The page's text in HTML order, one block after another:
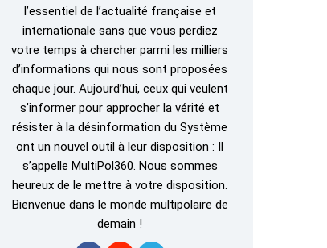
l’essentiel de l’actualité française et
internationale sans que vous perdiez
votre temps à chercher parmi les milliers
d’informations qui nous sont proposées
chaque jour. Aujourd’hui, ceux qui veulent
s’informer pour approcher la vérité et
résister à la désinformation du Système
ont un nouvel outil à leur disposition : Il
s’appelle MultiPol360. Nous sommes
heureux de le mettre à votre disposition.
Bienvenue dans le monde multipolaire de
demain !